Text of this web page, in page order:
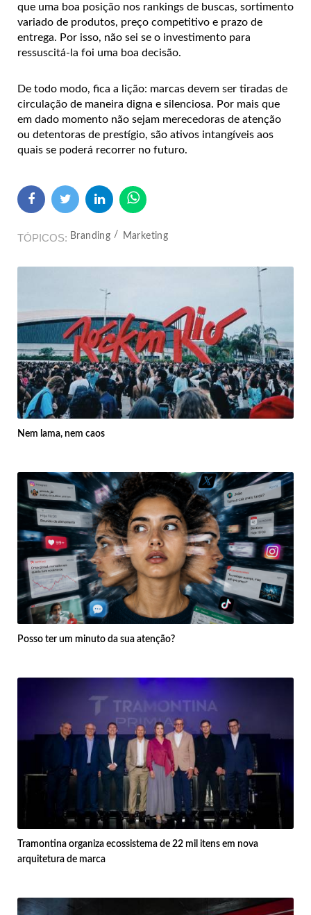
que uma boa posição nos rankings de buscas, sortimento
variado de produtos, preço competitivo e prazo de
entrega. Por isso, não sei se o investimento para
ressuscitá-la foi uma boa decisão.
De todo modo, fica a lição: marcas devem ser tiradas de
circulação de maneira digna e silenciosa. Por mais que
em dado momento não sejam merecedoras de atenção
ou detentoras de prestígio, são ativos intangíveis aos
quais se poderá recorrer no futuro.
TÓPICOS Branding Marketing
Nem lama, nem caos
Posso ter um minuto da sua atenção?
Tramontina organiza ecossistema de 22 mil itens em nova
arquitetura de marca